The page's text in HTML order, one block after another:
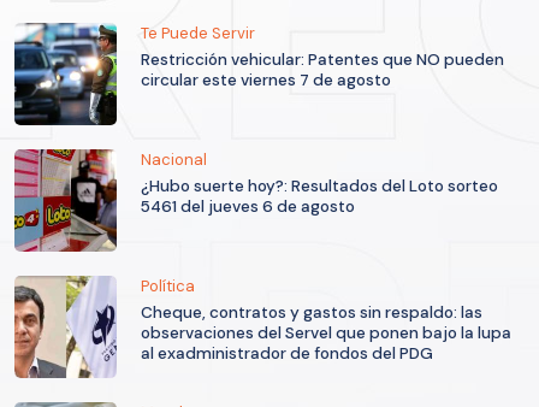
Te Puede Servir
Restricción vehicular: Patentes que NO pueden
circular este viernes 7 de agosto
Nacional
¿Hubo suerte hoy?: Resultados del Loto sorteo
5461 del jueves 6 de agosto
Política
Cheque, contratos y gastos sin respaldo: las
observaciones del Servel que ponen bajo la lupa
al exadministrador de fondos del PDG